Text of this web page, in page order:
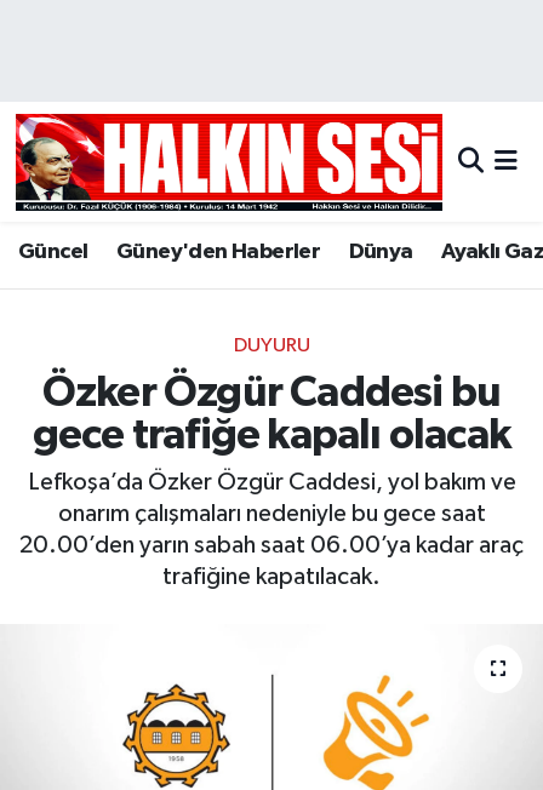
Güncel Güney'den Haberler Dünya Ayaklı
DUYURU
Özker Özgür Caddesi bu
gece trafiğe kapalı olacak
Lefkoşa’da Özker Özgür Caddesi, yol bakım ve
onarım çalışmaları nedeniyle bu gece saat
20.00’den yarın sabah saat 06.00’ya kadar araç
trafiğine kapatılacak.
Hava Durumu
Trafik Durumu
Son Dakika Haberleri